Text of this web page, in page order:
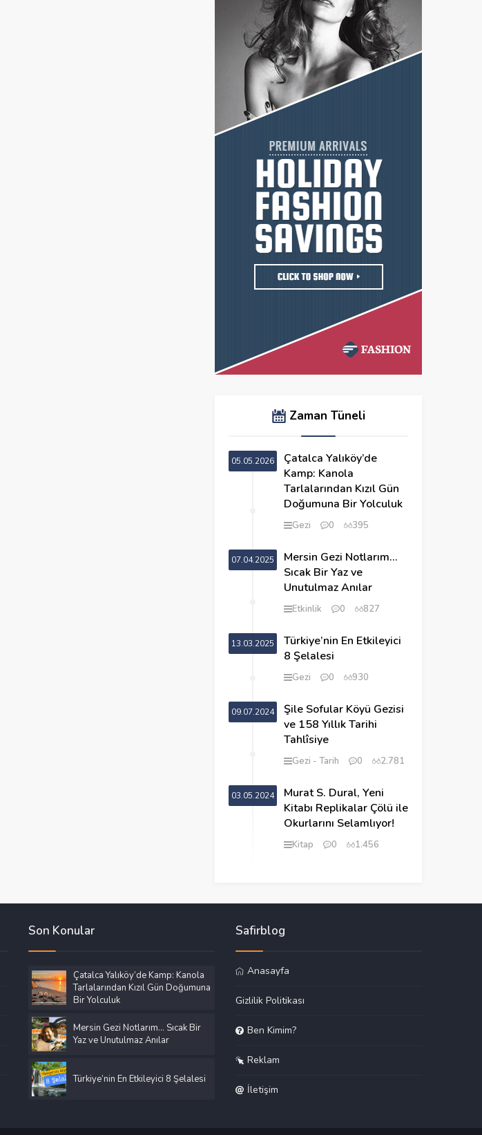
Zaman Tüneli
05.05.2026
Çatalca Yalıköy’de
Kamp: Kanola
Tarlalarından Kızıl Gün
Doğumuna Bir Yolculuk
Gezi 0 395
07.04.2025
Mersin Gezi Notlarım…
Sıcak Bir Yaz ve
Unutulmaz Anılar
Etkinlik 0 827
13.03.2025
Türkiye’nin En Etkileyici
8 Şelalesi
Gezi 0 930
09.07.2024
Şile Sofular Köyü Gezisi
ve 158 Yıllık Tarihi
Tahlîsiye
Gezi Tarih 0 2.781
03.05.2024
Murat S. Dural, Yeni
Kitabı Replikalar Çölü ile
Okurlarını Selamlıyor!
Kitap 0 1.456
Son Konular
Çatalca Yalıköy’de Kamp: Kanola
Tarlalarından Kızıl Gün Doğumuna
Bir Yolculuk
Mersin Gezi Notlarım… Sıcak Bir
Yaz ve Unutulmaz Anılar
Türkiye’nin En Etkileyici 8 Şelalesi
Safirblog
Anasayfa
Gizlilik Politikası
Ben Kimim?
Reklam
İletişim